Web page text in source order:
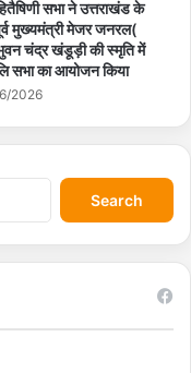
सभा ने उत्तराखंड के
मुख्यमंत्री मेजर जनरल(
चंद्र खंडूड़ी की स्मृति में
सभा का आयोजन किया
2026
S
e
a
r